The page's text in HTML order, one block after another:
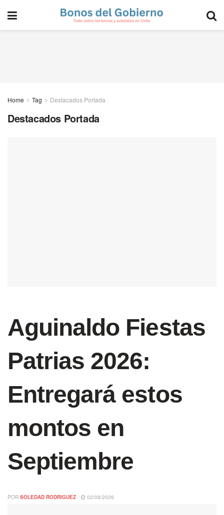
Home Tag Destacados Portada
Destacados Portada
Aguinaldo Fiestas
Patrias 2026:
Entregará estos
montos en
Septiembre
POR SOLEDAD RODRIGUEZ 02/08/2026